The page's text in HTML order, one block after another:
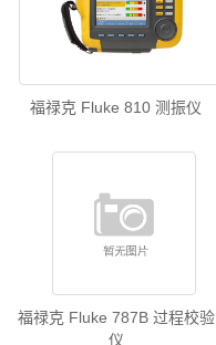
福禄克 Fluke 810 测振仪
福禄克 Fluke 787B 过程校验
仪